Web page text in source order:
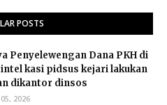
POSTS
Penyelewengan Dana PKH di
kasi pidsus kejari lakukan
dikantor dinsos
05, 2026